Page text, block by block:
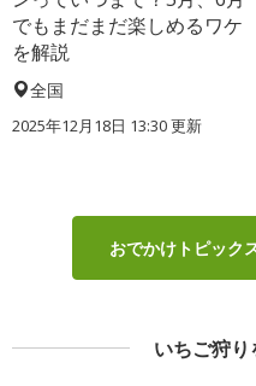
でもまだまだ楽しめるワケ
を解説
全国
2025年12月18日 13:30 更新
おでかけトピック
いちご狩